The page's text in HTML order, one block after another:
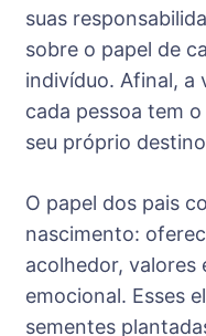
suas
sobre o papel de
indivíduo. Afinal, a
cada pessoa tem
seu próprio
O papel dos pais
nascimento:
acolhedor, valores
emocional. Esses
sementes